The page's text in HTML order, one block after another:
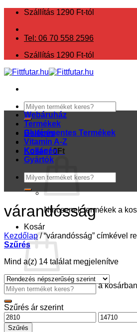
Skip
content
Szállítás 1290 Ft-tól
Tel: 06 70 558 2596
Szállítás 1290 Ft-tól
Keresés
a
következőre:
Belépés
Kosár /0Ft
Nincsenek termékek a
Kosár
Nincsenek termékek a
Webáruház
Termékek
Gluténmentes Termékek
Vitamin A-Z
Kollagén
Gyártók
Keresés
a
következőre:
várandósság
Kezdőlap /“várandósság” címkével
Szűrés
Mind a(z) 14 találat megjelenítveSorted
Keresés
a
következőre:
Szűrés ár szerint
Min
ár
Max
ár
Szűrés